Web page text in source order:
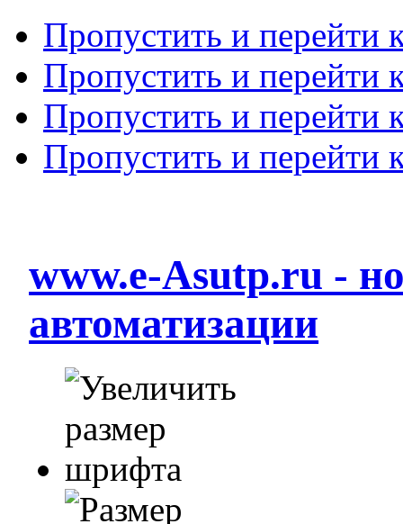
Пропустить и перейти
Пропустить и перейти
Пропустить и перейти
Пропустить и перейти
www.e-Asutp.ru -
автоматизации